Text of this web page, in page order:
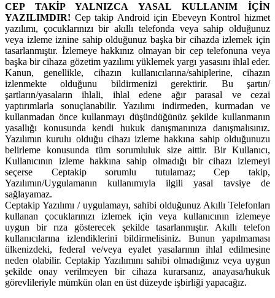
CEP TAKİP YALNIZCA YASAL KULLANIM İÇİN
YAZILIMDIR! Cep takip Android için Ebeveyn Kontrol hizmet
yazılımı, çocuklarınızı bir akıllı telefonda veya sahip olduğunuz
veya izleme iznine sahip olduğunuz başka bir cihazda izlemek için
tasarlanmıştır. İzlemeye hakkınız olmayan bir cep telefonuna veya
başka bir cihaza gözetim yazılımı yüklemek yargı yasasını ihlal eder.
Kanun, genellikle, cihazın kullanıcılarına/sahiplerine, cihazın
izlenmekte olduğunu bildirmenizi gerektirir. Bu şartın/
şartların/yasaların ihlali, ihlal edene ağır parasal ve cezai
yaptırımlarla sonuçlanabilir. Yazılımı indirmeden, kurmadan ve
kullanmadan önce kullanmayı düşündüğünüz şekilde kullanmanın
yasallığı konusunda kendi hukuk danışmanınıza danışmalısınız.
Yazılımın kurulu olduğu cihazı izleme hakkına sahip olduğunuzu
belirleme konusunda tüm sorumluluk size aittir. Bir Kullanıcı,
Kullanıcının izleme hakkına sahip olmadığı bir cihazı izlemeyi
seçerse Ceptakip sorumlu tutulamaz; Cep takip,
Yazılımın/Uygulamanın kullanımıyla ilgili yasal tavsiye de
sağlayamaz.
Ceptakip Yazılımı / uygulamayı, sahibi olduğunuz Akıllı Telefonları
kullanan çocuklarınızı izlemek için veya kullanıcının izlemeye
uygun bir rıza gösterecek şekilde tasarlanmıştır. Akıllı telefon
kullanıcılarına izlendiklerini bildirmelisiniz. Bunun yapılmaması
ülkenizdeki, federal ve/veya eyalet yasalarının ihlal edilmesine
neden olabilir. Ceptakip Yazılımını sahibi olmadığınız veya uygun
şekilde onay verilmeyen bir cihaza kurarsanız, anayasa/hukuk
görevlileriyle mümkün olan en üst düzeyde işbirliği yapacağız.